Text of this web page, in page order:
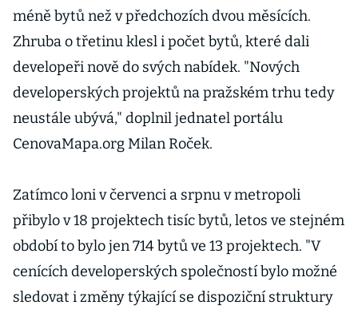
méně bytů než v předchozích dvou měsících.
Zhruba o třetinu klesl i počet bytů, které dali
developeři nově do svých nabídek. "Nových
developerských projektů na pražském trhu tedy
neustále ubývá," doplnil jednatel portálu
CenovaMapa.org Milan Roček.
Zatímco loni v červenci a srpnu v metropoli
přibylo v 18 projektech tisíc bytů, letos ve stejném
období to bylo jen 714 bytů ve 13 projektech. "V
cenících developerských společností bylo možné
sledovat i změny týkající se dispoziční struktury